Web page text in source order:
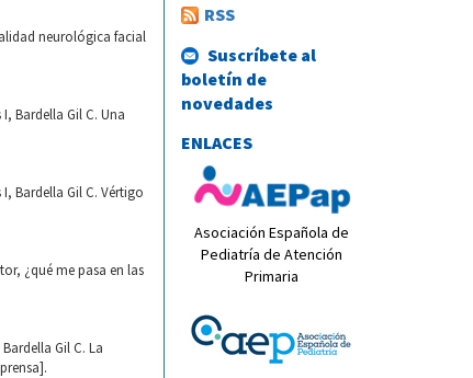
neurológica facial
Bardella Gil C. Una
Bardella Gil C. Vértigo
¿qué me pasa en las
Gil C. La
RSS
Suscríbete al
boletín de
novedades
ENLACES
Asociación Española de
Pediatría de Atención
Primaria